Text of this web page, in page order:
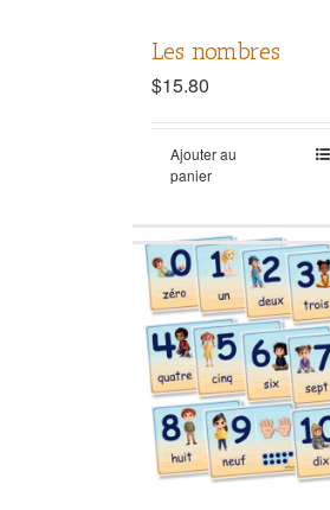
Les nombres
$15.80
Ajouter au
panier